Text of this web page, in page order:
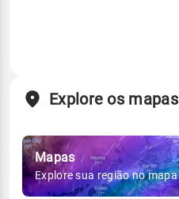
Explore os mapas
Mapas
Explore sua região no mapa